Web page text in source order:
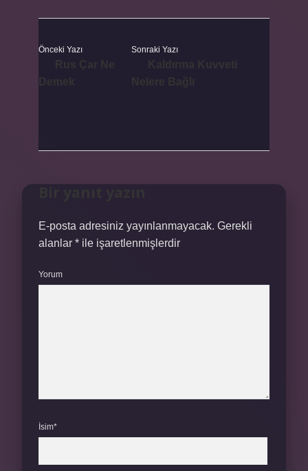
Önceki Yazı Sonraki Yazı
E-posta adresiniz yayınlanmayacak. Gerekli
alanlar * ile işaretlenmişlerdir
Yorum
İsim*